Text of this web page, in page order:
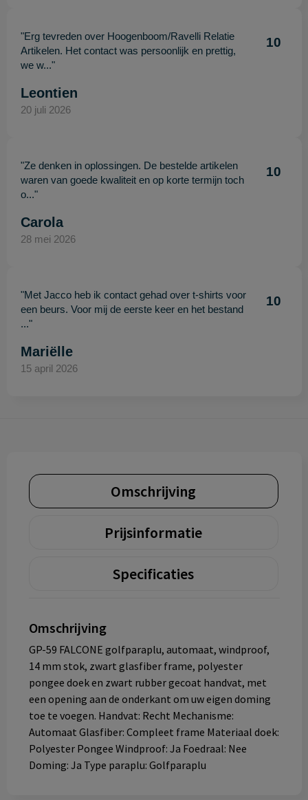
"Erg tevreden over Hoogenboom/Ravelli Relatie
Artikelen. Het contact was persoonlijk en prettig,
we w..."
10
Leontien
20 juli 2026
"Ze denken in oplossingen. De bestelde artikelen
waren van goede kwaliteit en op korte termijn toch
o..."
10
Carola
28 mei 2026
"Met Jacco heb ik contact gehad over t-shirts voor
een beurs. Voor mij de eerste keer en het bestand
..."
10
Mariëlle
15 april 2026
Omschrijving
Prijsinformatie
Specificaties
Omschrijving
GP-59 FALCONE golfparaplu, automaat, windproof,
14 mm stok, zwart glasfiber frame, polyester
pongee doek en zwart rubber gecoat handvat, met
een opening aan de onderkant om uw eigen doming
toe te voegen. Handvat: Recht Mechanisme:
Automaat Glasfiber: Compleet frame Materiaal doek:
Polyester Pongee Windproof: Ja Foedraal: Nee
Doming: Ja Type paraplu: Golfparaplu